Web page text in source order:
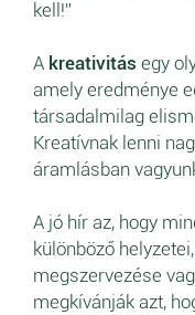
kell!”
A kreativitás egy
amely eredménye
társadalmilag
Kreatívnak lenni
áramlásban
A jó hír az, hogy
különböző
megszervezése
megkívánják azt,